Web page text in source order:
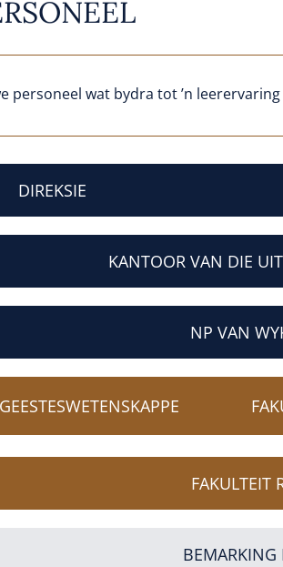
wat bydra tot ’n
DIREKSIE
KANTOOR VAN DIE
NP VAN
FAKULTEIT